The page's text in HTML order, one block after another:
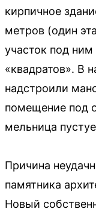
кирпичное
метров (один
участок под
«квадратов». В
надстроили
помещение под
мельница
Причина
памятника
Новый